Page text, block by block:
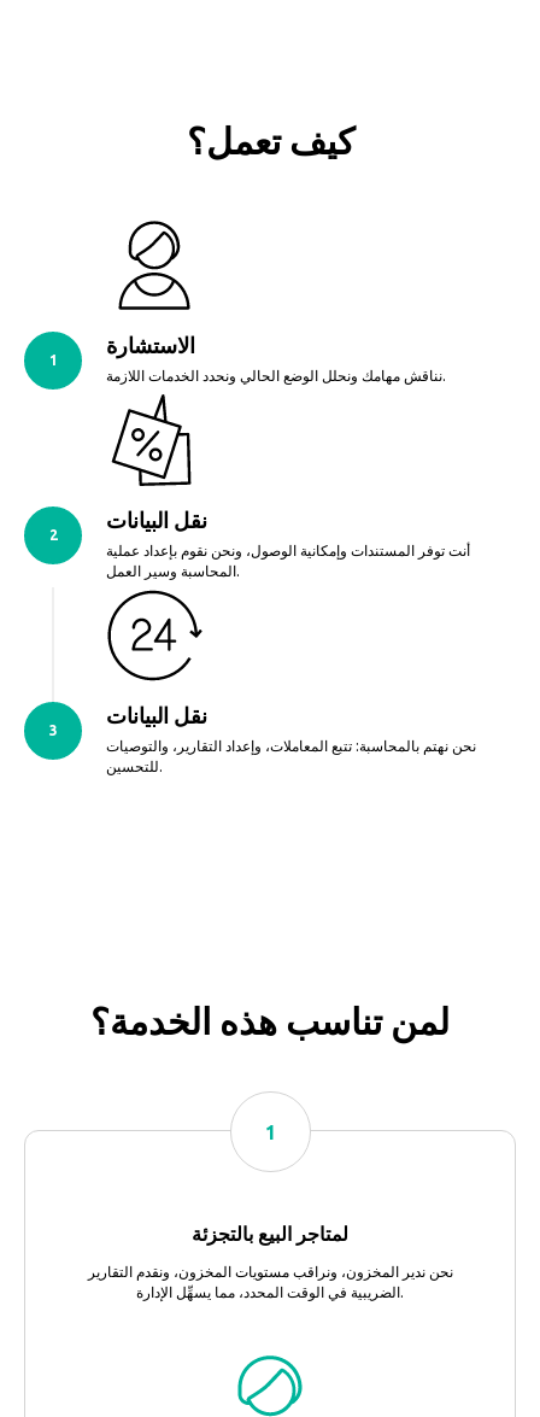
كيف تعمل؟
الاستشارة
نناقش مهامك ونحلل الوضع الحالي ونحدد الخدمات اللازمة.
نقل البيانات
أنت توفر المستندات وإمكانية الوصول، ونحن نقوم بإعداد عملية
المحاسبة وسير العمل.
نقل البيانات
نحن نهتم بالمحاسبة: تتبع المعاملات، وإعداد التقارير، والتوصيات
للتحسين.
لمن تناسب هذه الخدمة؟
لمتاجر البيع بالتجزئة
نحن ندير المخزون، ونراقب مستويات المخزون، ونقدم التقارير
الضريبية في الوقت المحدد، مما يسهِّل الإدارة.